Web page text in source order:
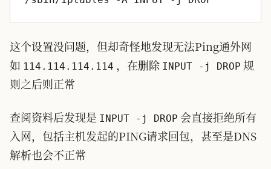
这个设置没问题，但却奇怪地发现无法Ping通外网
如 114.114.114.114 ，在删除 INPUT -j DROP 规
则之后则正常
查阅资料后发现是 INPUT -j DROP 会直接拒绝所有
入网，包括主机发起的PING请求回包，甚至是DNS
解析也会不正常